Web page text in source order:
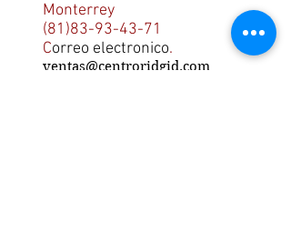
Monterrey
(81)83-93-43-71
Correo electronico.
ventas@centroridgid.com